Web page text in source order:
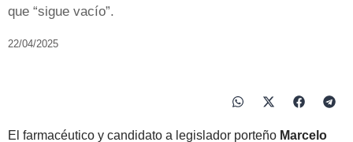
que “sigue vacío”.
22/04/2025
El farmacéutico y candidato a legislador porteño Marcelo